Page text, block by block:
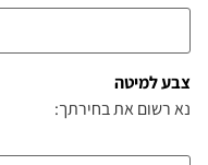
צבע למיטה
נא רשום את בחירתך: